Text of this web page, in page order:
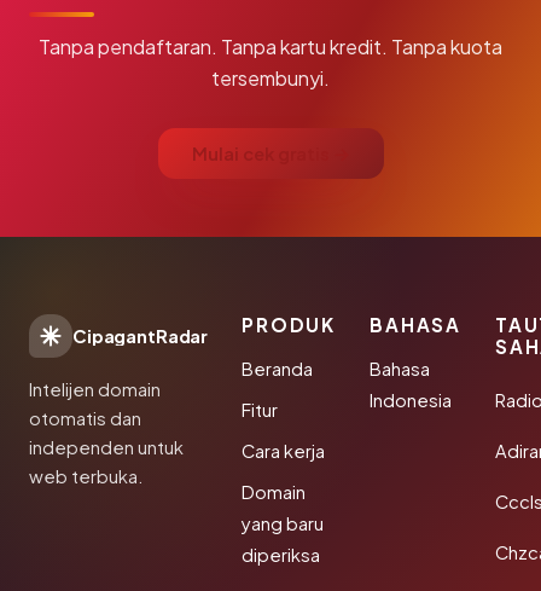
Tanpa pendaftaran. Tanpa kartu kredit. Tanpa kuota
tersembunyi.
Mulai cek gratis →
CipagantRadar
Intelijen domain
otomatis dan
independen untuk
web terbuka.
PRODUK
Beranda
Fitur
Cara kerja
Domain
yang baru
diperiksa
BAHASA
Bahasa
Indonesia